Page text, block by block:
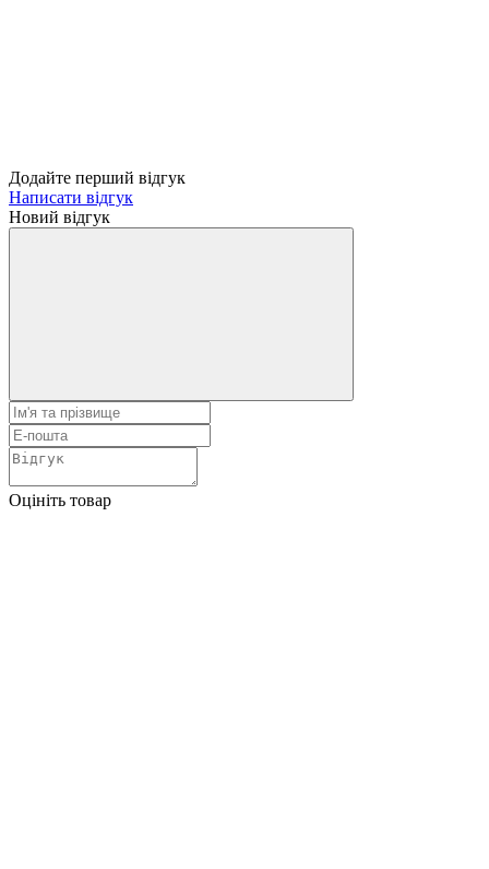
Додайте перший відгук
Написати відгук
Новий відгук
Оцініть товар